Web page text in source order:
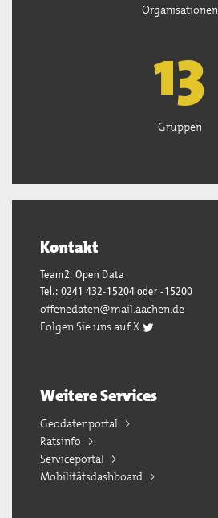
Organisationen
13
Gruppen
Kontakt
Team2: Open Data
Tel.: 0241 432-15204 oder -15200
offenedaten@mail.aachen.de
Folgen Sie uns auf X
Weitere Services
Geodatenportal
Ratsinfo
Serviceportal
Mobilitätsdashboard